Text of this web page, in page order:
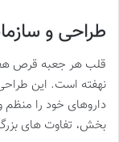
طراحی و
قلب هر جعبه قرص
نهفته است. این
داروهای خود را منظم
بخش، تفاوت های